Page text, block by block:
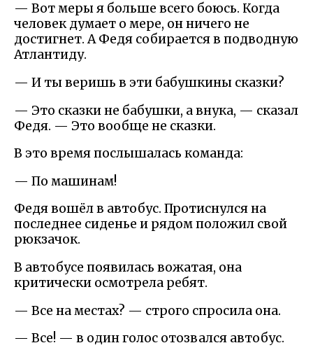
— Вот меры я больше всего боюсь. Когда
человек думает о мере, он ничего не
достигнет. А Федя собирается в подводную
Атлантиду.
— И ты веришь в эти бабушкины сказки?
— Это сказки не бабушки, а внука, — сказал
Федя. — Это вообще не сказки.
В это время послышалась команда:
— По машинам!
Федя вошёл в автобус. Протиснулся на
последнее сиденье и рядом положил свой
рюкзачок.
В автобусе появилась вожатая, она
критически осмотрела ребят.
— Все на местах? — строго спросила она.
— Все! — в один голос отозвался автобус.